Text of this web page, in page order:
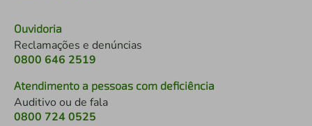
Ouvidoria
Reclamações e denúncias
0800 646 2519
Atendimento a pessoas com deficiência
Auditivo ou de fala
0800 724 0525